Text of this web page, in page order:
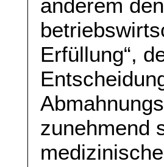
anderem
Erfüllung“,
zunehmend